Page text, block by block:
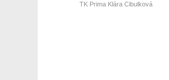
TK Prima Klára Cibulková